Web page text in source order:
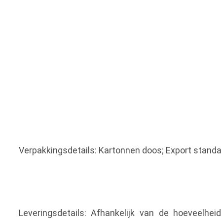
Verpakkingsdetails: Kartonnen doos; Export
Leveringsdetails: Afhankelijk van de